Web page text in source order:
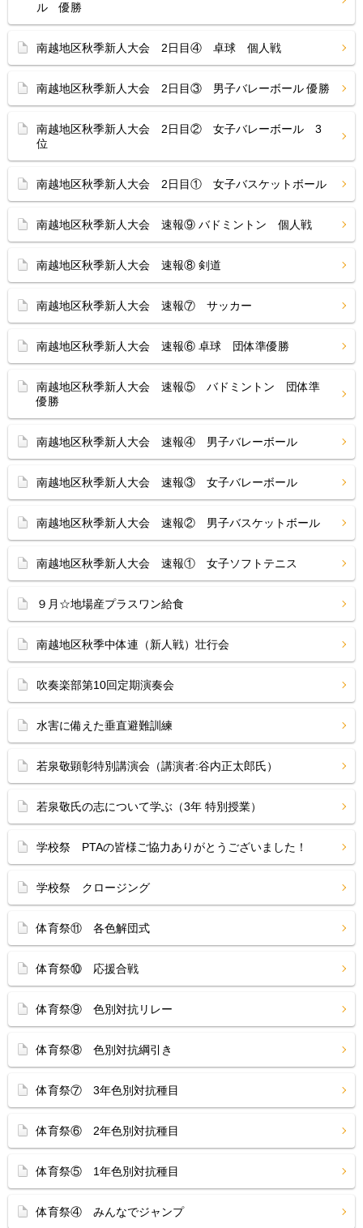
ル 優勝
南越地区秋季新人大会 2日目④ 卓球 個人戦
南越地区秋季新人大会 2日目③ 男子バレーボール 優勝
南越地区秋季新人大会 2日目② 女子バレーボール 3
位
南越地区秋季新人大会 2日目① 女子バスケットボール
南越地区秋季新人大会 速報⑨ バドミントン 個人戦
南越地区秋季新人大会 速報⑧ 剣道
南越地区秋季新人大会 速報⑦ サッカー
南越地区秋季新人大会 速報⑥ 卓球 団体準優勝
南越地区秋季新人大会 速報⑤ バドミントン 団体準
優勝
南越地区秋季新人大会 速報④ 男子バレーボール
南越地区秋季新人大会 速報③ 女子バレーボール
南越地区秋季新人大会 速報② 男子バスケットボール
南越地区秋季新人大会 速報① 女子ソフトテニス
９月☆地場産プラスワン給食
南越地区秋季中体連（新人戦）壮行会
吹奏楽部第10回定期演奏会
水害に備えた垂直避難訓練
若泉敬顕彰特別講演会（講演者:谷内正太郎氏）
若泉敬氏の志について学ぶ（3年 特別授業）
学校祭 PTAの皆様ご協力ありがとうございました！
学校祭 クロージング
体育祭⑪ 各色解団式
体育祭⑩ 応援合戦
体育祭⑨ 色別対抗リレー
体育祭⑧ 色別対抗綱引き
体育祭⑦ 3年色別対抗種目
体育祭⑥ 2年色別対抗種目
体育祭⑤ 1年色別対抗種目
体育祭④ みんなでジャンプ